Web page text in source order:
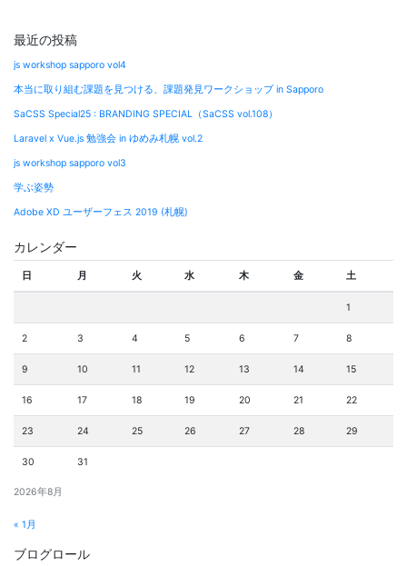
最近の投稿
js workshop sapporo vol4
本当に取り組む課題を見つける、課題発見ワークショップ in Sapporo
SaCSS Special25 : BRANDING SPECIAL（SaCSS vol.108）
Laravel x Vue.js 勉強会 in ゆめみ札幌 vol.2
js workshop sapporo vol3
学ぶ姿勢
Adobe XD ユーザーフェス 2019 (札幌)
カレンダー
2026年8月
日 月 火 水 木 金 土
1
2 3 4 5 6 7 8
9 10 11 12 13 14 15
16 17 18 19 20 21 22
23 24 25 26 27 28 29
30 31
« 1月
ブログロール